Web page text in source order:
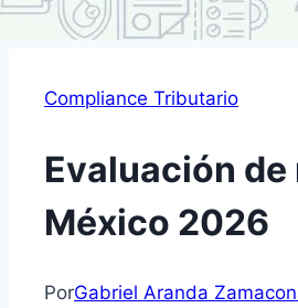
Compliance Tributario
Evaluación
México 2026
PorGabriel Aranda